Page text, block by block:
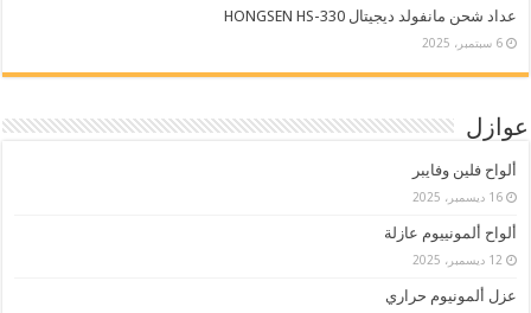
عداد شحن مانفولد ديجيتال HONGSEN HS-330
6 سبتمبر، 2025
عوازل
ألواح فلين وفايبر
16 ديسمبر، 2025
ألواح ألمونييوم عازلة
12 ديسمبر، 2025
عزل ألمونيوم حراري